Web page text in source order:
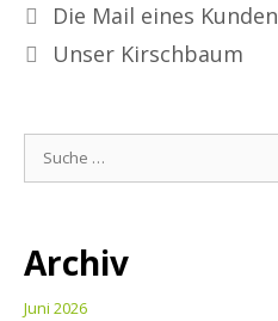
Die Mail eines Kunden
Unser Kirschbaum
Archiv
Juni 2026